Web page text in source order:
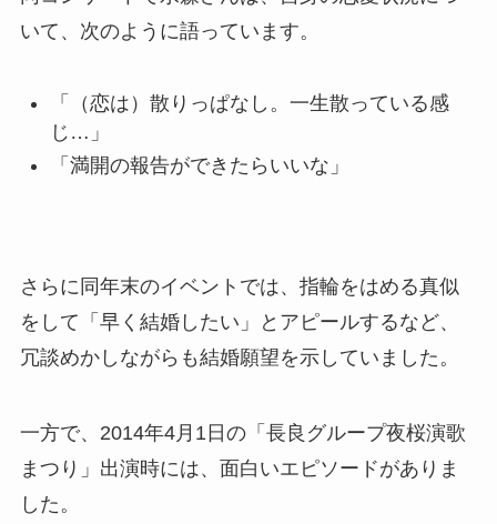
いて、次のように語っています。
「（恋は）散りっぱなし。一生散っている感
じ…」
「満開の報告ができたらいいな」
さらに同年末のイベントでは、指輪をはめる真似
をして「早く結婚したい」とアピールするなど、
冗談めかしながらも結婚願望を示していました。
一方で、2014年4月1日の「長良グループ夜桜演歌
まつり」出演時には、面白いエピソードがありま
した。